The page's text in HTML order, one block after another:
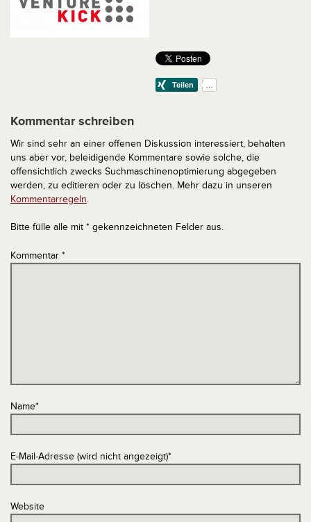
Kommentar schreiben
Wir sind sehr an einer offenen Diskussion interessiert, behalten
uns aber vor, beleidigende Kommentare sowie solche, die
offensichtlich zwecks Suchmaschinenoptimierung abgegeben
werden, zu editieren oder zu löschen. Mehr dazu in unseren
Kommentarregeln.
Bitte fülle alle mit * gekennzeichneten Felder aus.
Kommentar *
Name*
E-Mail-Adresse (wird nicht angezeigt)*
Website